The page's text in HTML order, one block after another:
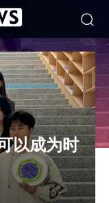
以成为时